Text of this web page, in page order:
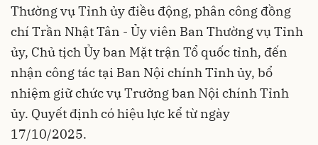
Thường vụ Tỉnh ủy điều động, phân công đồng
chí Trần Nhật Tân - Ủy viên Ban Thường vụ Tỉnh
ủy, Chủ tịch Ủy ban Mặt trận Tổ quốc tỉnh, đến
nhận công tác tại Ban Nội chính Tỉnh ủy, bổ
nhiệm giữ chức vụ Trưởng ban Nội chính Tỉnh
ủy. Quyết định có hiệu lực kể từ ngày
17/10/2025.